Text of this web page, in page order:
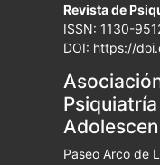
Revista de
ISSN: 1130-
DOI: https://
Paseo Arco de